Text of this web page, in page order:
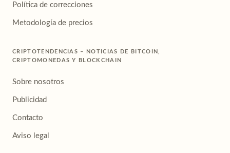
Política de correcciones
Metodología de precios
CRIPTOTENDENCIAS – NOTICIAS DE BITCOIN,
CRIPTOMONEDAS Y BLOCKCHAIN
Sobre nosotros
Publicidad
Contacto
Aviso legal